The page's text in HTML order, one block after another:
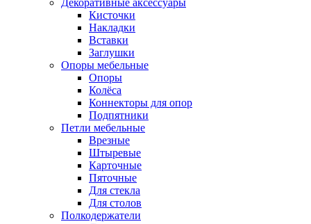
Кисточки
Накладки
Вставки
Заглушки
Опоры мебельные
Опоры
Колёса
Коннекторы для опор
Подпятники
Петли мебельные
Врезные
Штыревые
Карточные
Пяточные
Для стекла
Для столов
Полкодержатели